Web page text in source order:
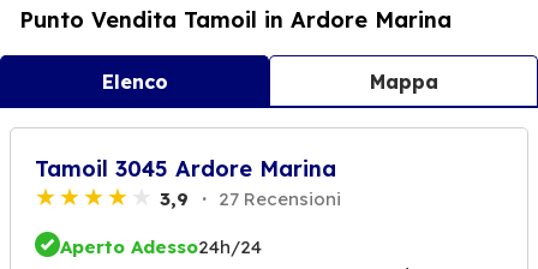
Punto Vendita Tamoil in Ardore Marina
Elenco Mappa
Tamoil 3045 Ardore Marina
3,9 27 Recensioni
Aperto Adesso24h/24